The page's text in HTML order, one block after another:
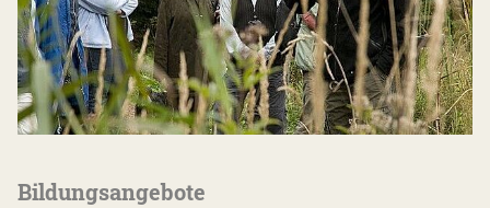
Bildungsangebote